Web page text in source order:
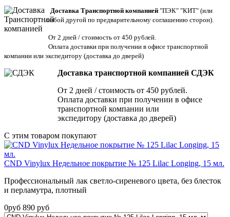
Доставка Транспортной компанией "ПЭК" "КИТ" (или
любой другой по предварительному соглашению сторон).
От 2 дней / стоимость от 450 рублей.
Оплата доставки при получении в офисе транспортной
компании или экспедитору (доставка до дверей)
Доставка транспортной компанией СДЭК
От 2 дней / стоимость от 450 рублей.
Оплата доставки при получении в офисе
транспортной компании или
экспедитору (доставка до дверей)
С этим товаром покупают
CND Vinylux Недельное покрытие № 125 Lilac Longing, 15 мл.
Профессиональный лак светло-сиреневого цвета, без блесток
и перламутра, плотный
0руб 890 руб